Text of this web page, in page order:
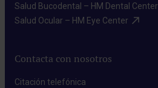
Salud Bucodental – HM Dental Center​
Salud Ocular – HM Eye Center​
Contacta con nosotros
Citación telefónica